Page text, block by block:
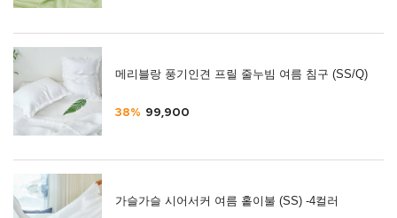
메리블랑 풍기인견 프릴 줄누빔 여름 침구 (SS/Q)
38% 99,900
가슬가슬 시어서커 여름 홑이불 (SS) -4컬러